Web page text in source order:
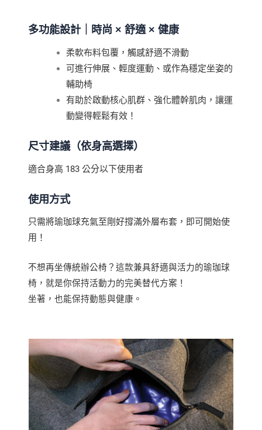
多功能設計｜時尚 × 舒適 × 健康
柔軟布料包覆，觸感舒適不滑動
可進行伸展、輕度運動、或作為穩定坐姿的
輔助椅
有助於啟動核心肌群、強化體幹肌肉，讓運
動變得輕鬆有效！
尺寸建議（依身高選擇）
適合身高 183 公分以下使用者
使用方式
只需將瑜珈球充氣至剛好撐滿外層布套，即可開始使
用！
不想再坐傳統辦公椅？這款兼具舒適與活力的瑜珈球
椅，就是你保持活動力的完美替代方案！
坐著，也能保持動態與健康。